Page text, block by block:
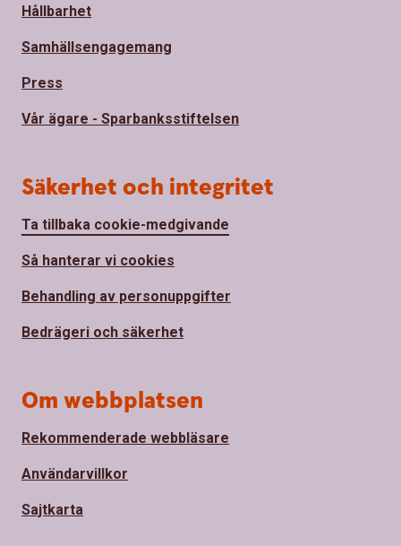
Hållbarhet
Samhällsengagemang
Press
Vår ägare - Sparbanksstiftelsen
Säkerhet och integritet
Ta tillbaka cookie-medgivande
Så hanterar vi cookies
Behandling av personuppgifter
Bedrägeri och säkerhet
Om webbplatsen
Rekommenderade webbläsare
Användarvillkor
Sajtkarta